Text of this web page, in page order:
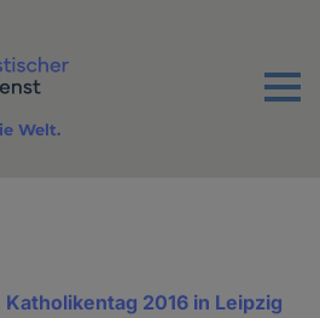
Menu
Welt.
2016 in Leipzig